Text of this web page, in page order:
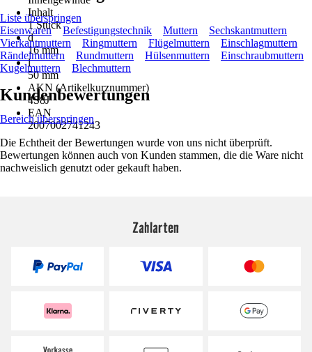
Inhalt
1 Stück
d
16 mm
l
50 mm
AKN (Artikelkurznummer)
4S8J
EAN
2007002741243
Liste überspringen
Eisenwaren
Befestigungstechnik Muttern
Sechskantmuttern
Vierkantmuttern
Ringmuttern Flügelmuttern
Einschlagmuttern
Rändelmuttern
Rundmuttern Hülsenmuttern
Einschraubmuttern
Kugelmuttern
Blechmuttern
Kundenbewertungen
Bereich überspringen
Die Echtheit der Bewertungen wurde von uns nicht überprüft.
Bewertungen können auch von Kunden stammen, die die Ware nicht
nachweislich genutzt oder gekauft haben.
Zahlarten